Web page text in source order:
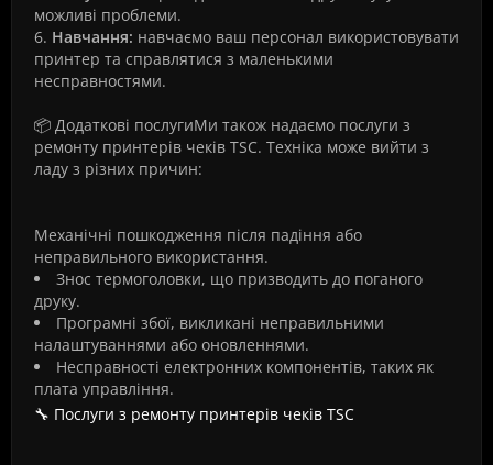
можливі проблеми.
6. Навчання: навчаємо ваш персонал використовувати
принтер та справлятися з маленькими
несправностями.
📦 Додаткові послугиМи також надаємо послуги з
ремонту принтерів чеків TSC. Техніка може вийти з
ладу з різних причин:
Механічні пошкодження після падіння або
неправильного використання.
Знос термоголовки, що призводить до поганого
друку.
Програмні збої, викликані неправильними
налаштуваннями або оновленнями.
Несправності електронних компонентів, таких як
плата управління.
🔧 Послуги з ремонту принтерів чеків TSC